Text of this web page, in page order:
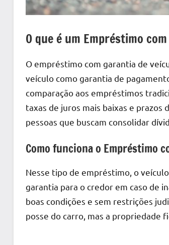
O que é um Empréstimo
O empréstimo com garantia de
veículo como garantia de
comparação aos empréstimos
taxas de juros mais baixas e
pessoas que buscam consolidar
Como funciona o Empréstimo
Nesse tipo de empréstimo, o
garantia para o credor em caso de
boas condições e sem restrições
posse do carro, mas a propriedade